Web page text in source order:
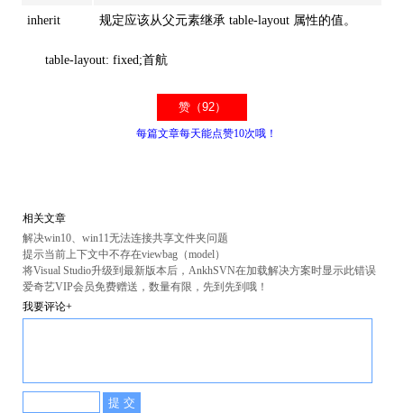
inherit 规定应该从父元素继承 table-layout 属性的值。
table-layout: fixed;首航
每篇文章每天能点赞10次哦！
相关文章
解决win10、win11无法连接共享文件夹问题
提示当前上下文中不存在viewbag（model）
将Visual Studio升级到最新版本后，AnkhSVN在加载解决方案时显示此错误
爱奇艺VIP会员免费赠送，数量有限，先到先到哦！
我要评论+